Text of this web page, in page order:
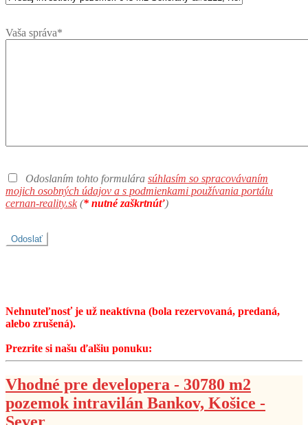
Vaša správa*
Odoslaním tohto formulára súhlasím so spracovávaním
mojich osobných údajov a s podmienkami používania portálu
cernan-reality.sk(* nutné zaškrtnúť)
Nehnuteľnosť je už neaktívna (bola rezervovaná, predaná,
alebo zrušená).
Prezrite si našu ďalšiu ponuku:
Vhodné pre developera - 30780 m2
pozemok intravilán Bankov, Košice -